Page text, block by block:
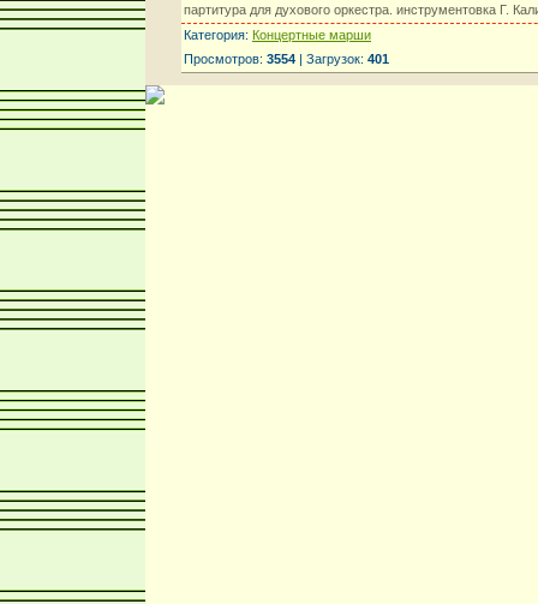
партитура для духового оркестра. инструментовка Г.
Категория: Концертные марши
Просмотров: 3554 | Загрузок: 401